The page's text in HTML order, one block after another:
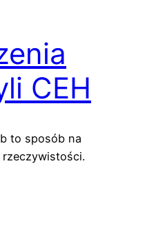
CEH
to sposób na
rzeczywistości.